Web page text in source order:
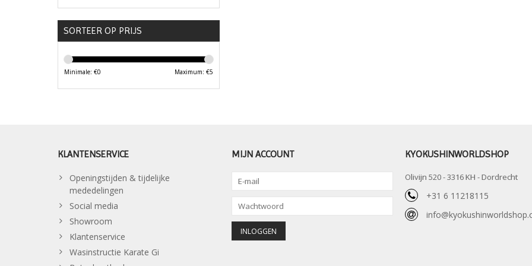
SORTEER OP PRIJS
Minimale: €0 Maximum: €5
KLANTENSERVICE
Openingstijden & tijdelijke
mededelingen
Social media
Showroom
Klantenservice
Wasinstructie Karate Gi
MIJN ACCOUNT KYOKUSHINWORLDSHOP
Olivijn 520 - 3316 KH - Dordrecht
+31 6 11218115